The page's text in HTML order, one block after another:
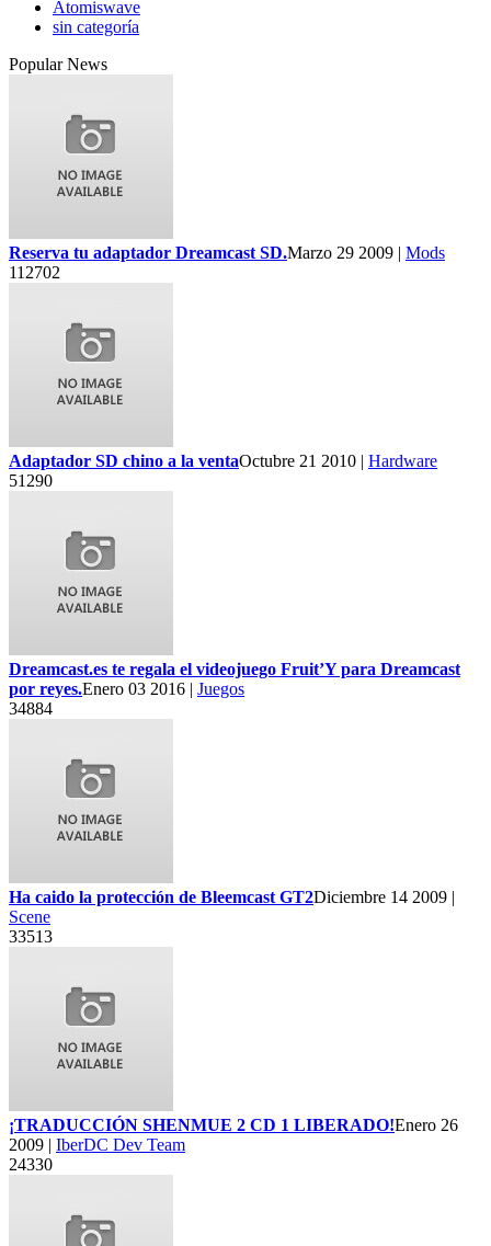
Atomiswave
sin categoría
Popular News
Reserva tu adaptador Dreamcast SD.Marzo 29 2009 | Mods
112702
Adaptador SD chino a la ventaOctubre 21 2010 | Hardware
51290
Dreamcast.es te regala el videojuego Fruit’Y para Dreamcast
por reyes.Enero 03 2016 | Juegos
34884
Ha caido la protección de Bleemcast GT2Diciembre 14 2009 |
Scene
33513
¡TRADUCCIÓN SHENMUE 2 CD 1 LIBERADO!Enero 26
2009 | IberDC Dev Team
24330